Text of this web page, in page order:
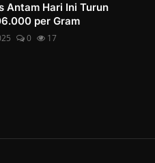
Antam Hari Ini Turun
per Gram
0 17